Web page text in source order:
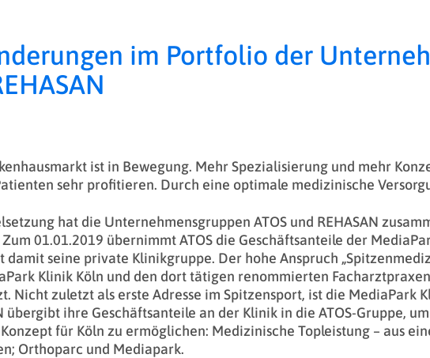
im Portfolio der
ist in Bewegung. Mehr Spezialisierung und mehr
sehr profitieren. Durch eine optimale medizinische
hat die Unternehmensgruppen ATOS und REHASAN
Zum 01.01.2019 übernimmt ATOS die Geschäftsanteile der
damit seine private Klinikgruppe. Der hohe Anspruch
Klinik Köln und den dort tätigen renommierten
Nicht zuletzt als erste Adresse im Spitzensport, ist die MediaPark
übergibt ihre Geschäftsanteile an der Klinik in die ATOS-Gruppe,
für Köln zu ermöglichen: Medizinische Topleistung – aus
Orthoparc und Mediapark.